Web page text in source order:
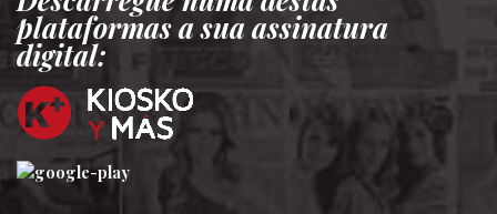
plataformas a sua assinatura
digital: